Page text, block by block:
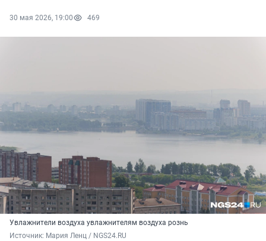
30 мая 2026, 19:00 469
Увлажнители воздуха увлажнителям воздуха рознь
Источник: Мария Ленц / NGS24.RU